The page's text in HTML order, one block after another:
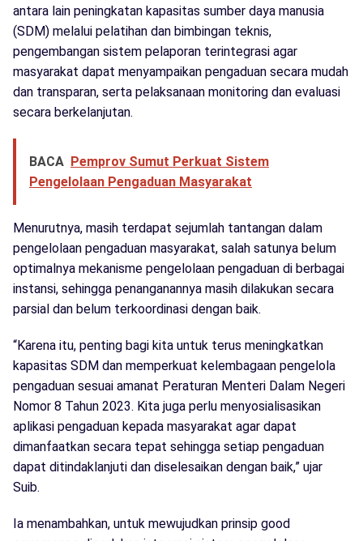
antara lain peningkatan kapasitas sumber daya manusia
(SDM) melalui pelatihan dan bimbingan teknis,
pengembangan sistem pelaporan terintegrasi agar
masyarakat dapat menyampaikan pengaduan secara mudah
dan transparan, serta pelaksanaan monitoring dan evaluasi
secara berkelanjutan.
BACA Pemprov Sumut Perkuat Sistem
Pengelolaan Pengaduan Masyarakat
Menurutnya, masih terdapat sejumlah tantangan dalam
pengelolaan pengaduan masyarakat, salah satunya belum
optimalnya mekanisme pengelolaan pengaduan di berbagai
instansi, sehingga penanganannya masih dilakukan secara
parsial dan belum terkoordinasi dengan baik.
“Karena itu, penting bagi kita untuk terus meningkatkan
kapasitas SDM dan memperkuat kelembagaan pengelola
pengaduan sesuai amanat Peraturan Menteri Dalam Negeri
Nomor 8 Tahun 2023. Kita juga perlu menyosialisasikan
aplikasi pengaduan kepada masyarakat agar dapat
dimanfaatkan secara tepat sehingga setiap pengaduan
dapat ditindaklanjuti dan diselesaikan dengan baik,” ujar
Suib.
Ia menambahkan, untuk mewujudkan prinsip good